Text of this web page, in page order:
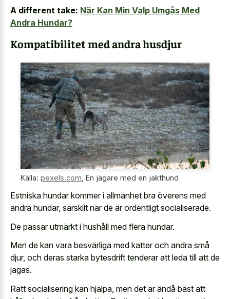
A different take: När Kan Min Valp Umgås Med
Andra Hundar?
Kompatibilitet med andra husdjur
Källa: pexels.com En jägare med en jakthund
Estniska hundar kommer i allmänhet bra överens med
andra hundar, särskilt när de är ordentligt socialiserade.
De passar utmärkt i hushåll med flera hundar.
Men de kan vara besvärliga med katter och andra små
djur, och deras starka bytesdrift tenderar att leda till att de
jagas.
Rätt socialisering kan hjälpa, men det är ändå bäst att